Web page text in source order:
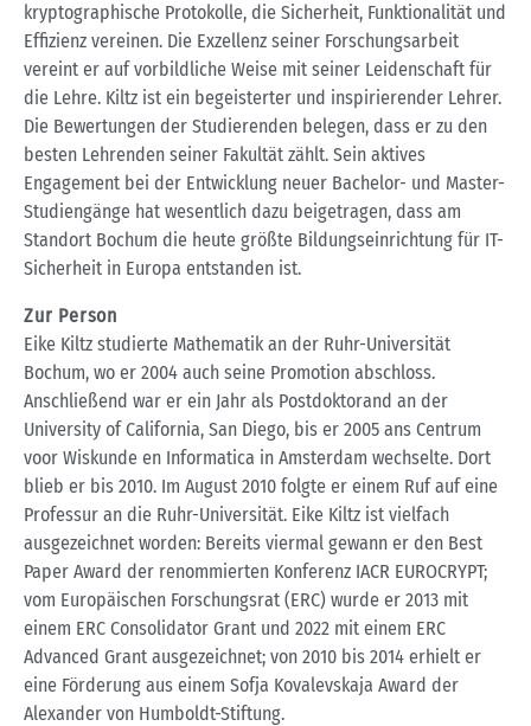
kryptographische Protokolle, die Sicherheit, Funktionalität und
Effizienz vereinen. Die Exzellenz seiner Forschungsarbeit
vereint er auf vorbildliche Weise mit seiner Leidenschaft für
die Lehre. Kiltz ist ein begeisterter und inspirierender Lehrer.
Die Bewertungen der Studierenden belegen, dass er zu den
besten Lehrenden seiner Fakultät zählt. Sein aktives
Engagement bei der Entwicklung neuer Bachelor- und Master-
Studiengänge hat wesentlich dazu beigetragen, dass am
Standort Bochum die heute größte Bildungseinrichtung für IT-
Sicherheit in Europa entstanden ist.
Zur Person
Eike Kiltz studierte Mathematik an der Ruhr-Universität
Bochum, wo er 2004 auch seine Promotion abschloss.
Anschließend war er ein Jahr als Postdoktorand an der
University of California, San Diego, bis er 2005 ans Centrum
voor Wiskunde en Informatica in Amsterdam wechselte. Dort
blieb er bis 2010. Im August 2010 folgte er einem Ruf auf eine
Professur an die Ruhr-Universität. Eike Kiltz ist vielfach
ausgezeichnet worden: Bereits viermal gewann er den Best
Paper Award der renommierten Konferenz IACR EUROCRYPT;
vom Europäischen Forschungsrat (ERC) wurde er 2013 mit
einem ERC Consolidator Grant und 2022 mit einem ERC
Advanced Grant ausgezeichnet; von 2010 bis 2014 erhielt er
eine Förderung aus einem Sofja Kovalevskaja Award der
Alexander von Humboldt-Stiftung.